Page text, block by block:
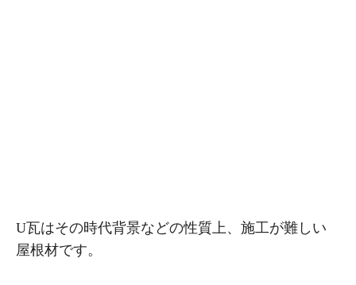
U瓦はその時代背景などの性質上、施工が難しい
屋根材です。